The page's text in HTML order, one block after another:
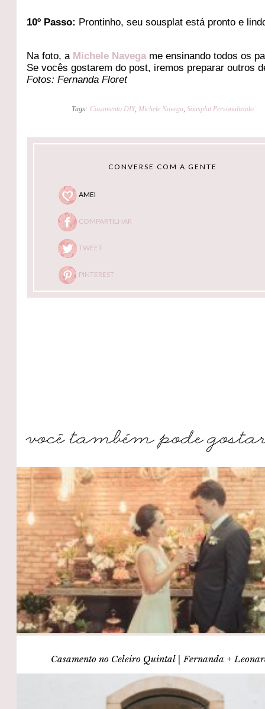
10º Passo: Prontinho, seu sousplat está pronto e
Na foto, a Michele Navega me ensinando todos os
Se vocês gostarem do post, iremos preparar outros
Fotos: Fernanda Floret
Tags: Casamento DIY, Michele Navega, Sousplat Personalizado
CONVERSE COM A GENTE
AMEI
COMPARTILHAR
TWEET
PINTEREST
Casamento no Celeiro Quintal | Fernanda +